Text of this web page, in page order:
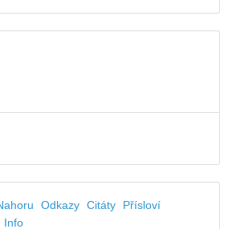
Odkazy Citáty
Přísloví
Info